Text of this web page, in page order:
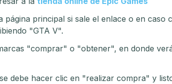
página principal si sale el enlace o en caso
"GTA V".
"comprar" o "obtener", en donde
debe hacer clic en "realizar compra" y